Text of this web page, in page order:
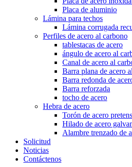
Placa de aluminio
Lámina para techos
Lámina corrugada
Perfiles de acero al carbono
tablestacas de acero
ángulo de acero al
Canal de acero al
Barra plana de acero
Barra redonda de
Barra reforzada
tocho de acero
Hebra de acero
Torón de acero
Hilado de acero
Alambre trenzado de
Solicitud
Noticias
Contáctenos